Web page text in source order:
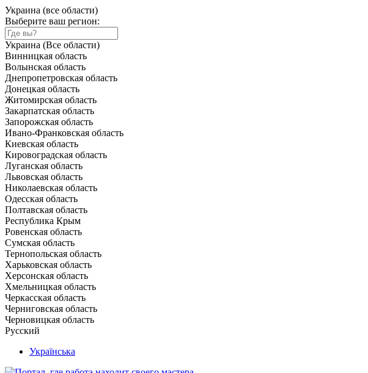
Украина (все области)
Выберите ваш регион:
Украина (Все области)
Винницкая область
Волынская область
Днепропетровская область
Донецкая область
Житомирская область
Закарпатская область
Запорожская область
Ивано-Франковская область
Киевская область
Кировоградская область
Луганская область
Львовская область
Николаевская область
Одесская область
Полтавская область
Республика Крым
Ровенская область
Сумская область
Тернопольская область
Харьковская область
Херсонская область
Хмельницкая область
Черкасская область
Черниговская область
Черновицкая область
Русский
Українська